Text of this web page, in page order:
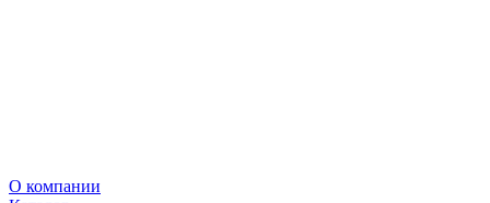
О компании